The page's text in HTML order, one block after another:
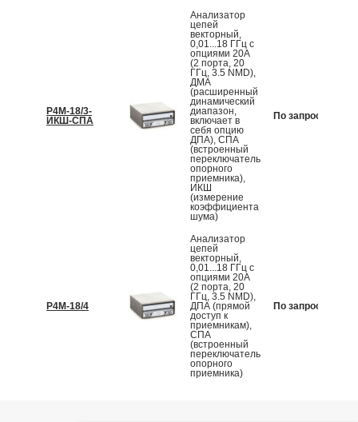
Р4М-18/3-
ИКШ-СПА
Анализатор
цепей
векторный,
0,01...18 ГГц с
опциями 20А
(2 порта, 20
ГГц, 3.5 NMD),
ДМА
(расширенный
динамический
диапазон,
включает в
себя опцию
ДПА), СПА
(встроенный
переключатель
опорного
приемника),
ИКШ
(измерение
коэффициента
шума)
По запросу
Р4М-18/4
Анализатор
цепей
векторный,
0,01...18 ГГц с
опциями 20А
(2 порта, 20
ГГц, 3.5 NMD),
ДПА (прямой
доступ к
приемникам),
СПА
(встроенный
переключатель
опорного
приемника)
По запросу